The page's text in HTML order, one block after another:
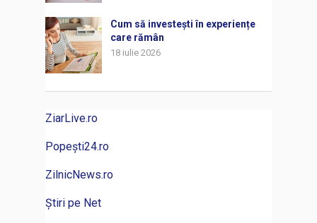
Cum să investești în experiențe
care rămân
18 iulie 2026
ZiarLive.ro
Popești24.ro
ZilnicNews.ro
Știri pe Net